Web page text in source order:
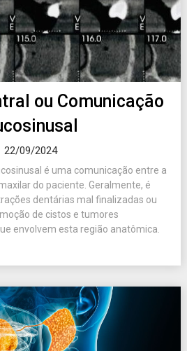
ou Comunicação
22/09/2024
é uma comunicação entre a
do paciente. Geralmente, é
dentárias mal finalizadas ou
de cistos e tumores
envolvem esta região anatômica.